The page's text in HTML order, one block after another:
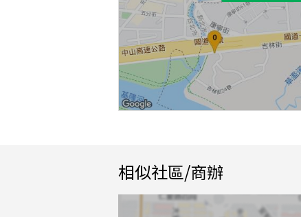
相似社區/商辦